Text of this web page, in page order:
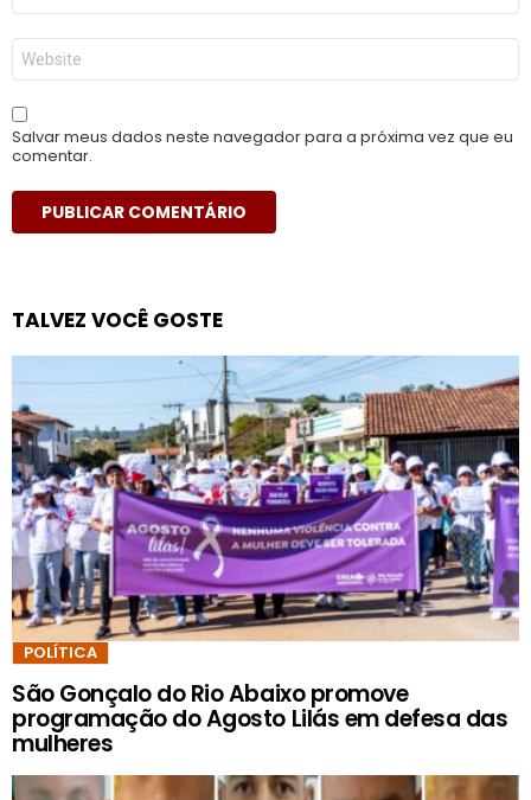
*
Site
Salvar meus dados neste navegador para a próxima vez que eu
comentar.
TALVEZ VOCÊ GOSTE
POLÍTICA
São Gonçalo do Rio Abaixo promove
programação do Agosto Lilás em defesa das
mulheres